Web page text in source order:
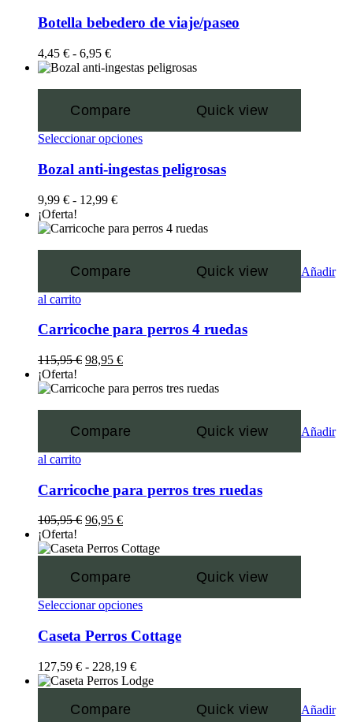
Botella bebedero de viaje/paseo
4,45 € - 6,95 €
Compare Quick view
Seleccionar opciones
Bozal anti-ingestas peligrosas
9,99 € - 12,99 €
¡Oferta!
Compare Quick view Añadir
al carrito
Carricoche para perros 4 ruedas
115,95€ 98,95 €
¡Oferta!
Compare Quick view Añadir
al carrito
Carricoche para perros tres ruedas
105,95€ 96,95 €
¡Oferta!
Compare Quick view
Seleccionar opciones
Caseta Perros Cottage
127,59 € - 228,19 €
Compare Quick view Añadir